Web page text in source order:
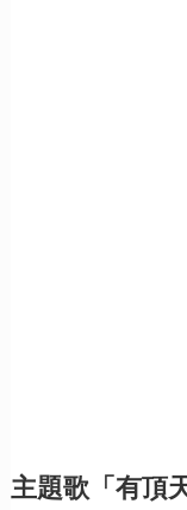
主題歌「有頂